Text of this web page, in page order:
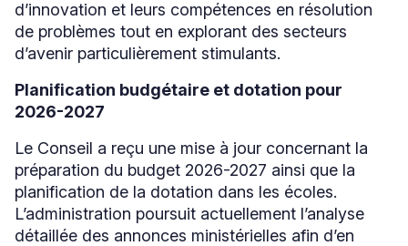
d’innovation et leurs compétences en résolution
de problèmes tout en explorant des secteurs
d’avenir particulièrement stimulants.
Planification budgétaire et dotation pour
2026-2027
Le Conseil a reçu une mise à jour concernant la
préparation du budget 2026-2027 ainsi que la
planification de la dotation dans les écoles.
L’administration poursuit actuellement l’analyse
détaillée des annonces ministérielles afin d’en